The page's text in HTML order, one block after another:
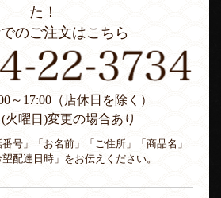
た！
のご注文はこちら
～17:00（店休日を除く）
曜日)変更の場合あり
号」「お名前」「ご住所」「商品名」
望配達日時」をお伝えください。